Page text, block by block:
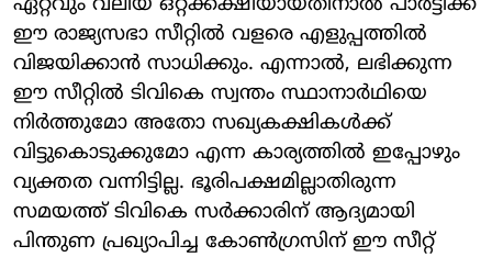
ഈ രാജ്യസഭാ സീറ്റിൽ വളരെ എളുപ്പത്തിൽ
വിജയിക്കാൻ സാധിക്കും. എന്നാൽ, ലഭിക്കുന്ന
ഈ സീറ്റിൽ ടിവികെ സ്വന്തം സ്ഥാനാർഥിയെ
നിർത്തുമോ അതോ സഖ്യകക്ഷികൾക്ക്
വിട്ടുകൊടുക്കുമോ എന്ന കാര്യത്തിൽ ഇപ്പോഴും
വ്യക്തത വന്നിട്ടില്ല. ഭൂരിപക്ഷമില്ലാതിരുന്ന
സമയത്ത് ടിവികെ സർക്കാരിന് ആദ്യമായി
പിന്തുണ പ്രഖ്യാപിച്ച കോൺഗ്രസിന് ഈ സീറ്റ്